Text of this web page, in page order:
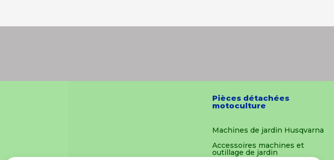
Pièces détachées
motoculture
Machines de jardin Husqvarna
Accessoires machines et
outillage de jardin